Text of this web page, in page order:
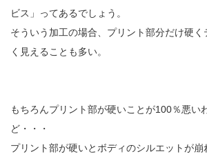
ビス」ってあるでしょう。
そういう加工の場合、プリント部分だけ硬
く見えることも多い。
もちろんプリント部が硬いことが100％悪い
ど・・・
プリント部が硬いとボディのシルエットが崩